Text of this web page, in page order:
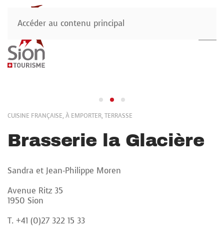
Accéder au contenu principal
CUISINE FRANÇAISE, À EMPORTER, TERRASSE
Brasserie la Glacière
Sandra et Jean-Philippe Moren
Avenue Ritz 35
1950 Sion
T. +41 (0)27 322 15 33